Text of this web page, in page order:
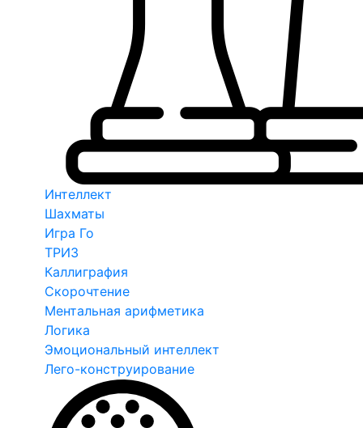
Интеллект
Шахматы
Игра Го
ТРИЗ
Каллиграфия
Скорочтение
Ментальная арифметика
Логика
Эмоциональный интеллект
Лего-конструирование